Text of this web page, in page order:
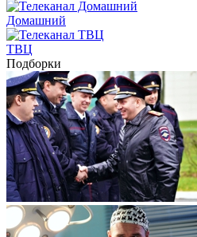
Домашний
ТВЦ
Подборки